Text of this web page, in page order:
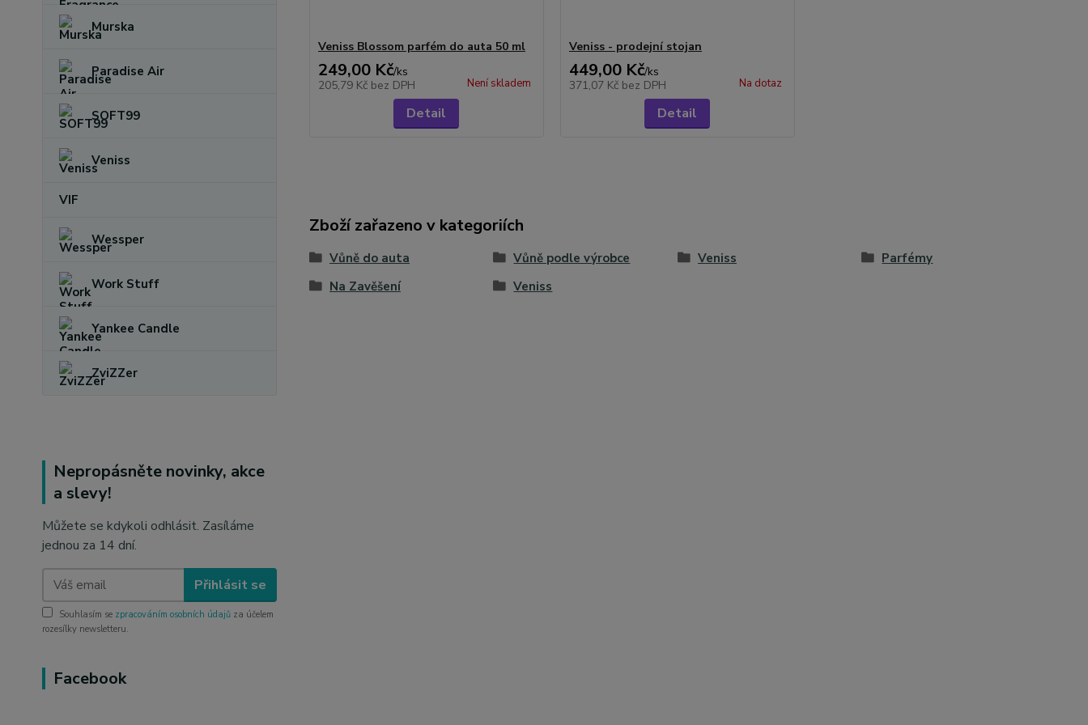
Murska
Paradise Air
SOFT99
Veniss
VIF
Wessper
Work Stuff
Yankee Candle
ZviZZer
Nepropásněte novinky, akce
a slevy!
Můžete se kdykoli odhlásit. Zasíláme
jednou za 14 dní.
Přihlásit se
Souhlasím se zpracováním osobních údajů za účelem
rozesílky newsletteru.
Facebook
Veniss Blossom parfém do auta 50 ml
249,00 Kč/ks
205,79 Kč bez DPH Není skladem
Detail
Veniss - prodejní stojan
449,00 Kč/ks
371,07 Kč bez DPH Na dotaz
Detail
Zboží zařazeno v kategoriích
Vůně do auta Vůně podle výrobce Veniss
Parfémy
Na Zavěšení
Veniss